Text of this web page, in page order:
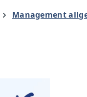
Management